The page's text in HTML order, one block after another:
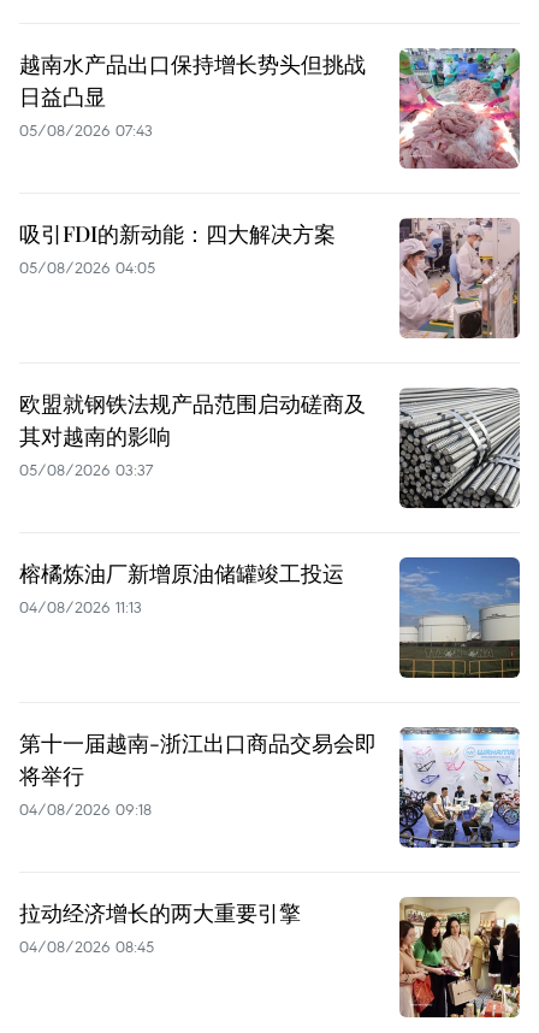
越南水产品出口保持增长势头但挑战
日益凸显
05/08/2026 07:43
吸引FDI的新动能：四大解决方案
05/08/2026 04:05
欧盟就钢铁法规产品范围启动磋商及
其对越南的影响
05/08/2026 03:37
榕橘炼油厂新增原油储罐竣工投运
04/08/2026 11:13
第十一届越南-浙江出口商品交易会即
将举行
04/08/2026 09:18
拉动经济增长的两大重要引擎
04/08/2026 08:45